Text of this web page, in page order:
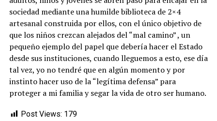
sociedad mediante una humilde biblioteca de 2×4
artesanal construida por ellos, con el único objetivo de
que los niños crezcan alejados del “mal camino” , un
pequeño ejemplo del papel que debería hacer el Estado
desde sus instituciones, cuando lleguemos a esto, ese día
tal vez, yo no tendré que en algún momento y por
instinto hacer uso de la “legítima defensa” para
proteger a mi familia y segar la vida de otro ser humano.
Post Views: 179